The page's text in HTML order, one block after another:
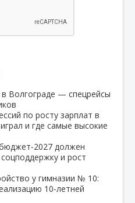
в Волгограде — спецрейсы
по росту зарплат в
и где самые высокие
должен
и рост
у гимназии № 10:
10‑летней